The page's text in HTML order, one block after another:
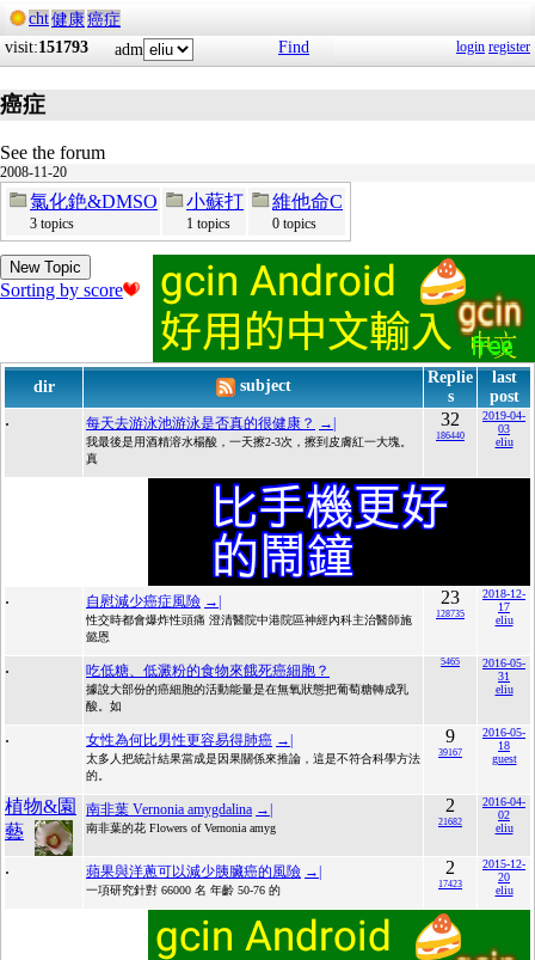
cht健康癌症
visit:151793 adm Find login register
癌症
See the forum
2008-11-20
氯化銫&DMSO
3 topics
小蘇打
1 topics
維他命C
0 topics
New Topic
Sorting by score
dir subject
Replie
s
last
post
. 每天去游泳池游泳是否真的很健康？ →|
我最後是用酒精溶水楊酸，一天擦2-3次，擦到皮膚紅一大塊。
真
32
186440
2019-04-
03
eliu
. 自慰減少癌症風險 →|
性交時都會爆炸性頭痛 澄清醫院中港院區神經內科主治醫師施
懿恩
23
128735
2018-12-
17
eliu
. 吃低糖、低澱粉的食物來餓死癌細胞？
據說大部份的癌細胞的活動能量是在無氧狀態把葡萄糖轉成乳
酸。如
5465
2016-05-
31
eliu
. 女性為何比男性更容易得肺癌 →|
太多人把統計結果當成是因果關係來推論，這是不符合科學方法
的。
9
39167
2016-05-
18
guest
植物&園
藝
南非葉 Vernonia amygdalina →|
南非葉的花 Flowers of Vernonia amyg
2
21682
2016-04-
02
eliu
. 蘋果與洋蔥可以減少胰臟癌的風險 →|
一項研究針對 66000 名 年齡 50-76 的
2
17423
2015-12-
20
eliu